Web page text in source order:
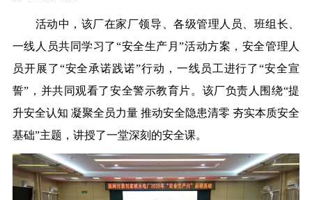
活动中，该厂在家厂领导、各级管理人员、班组长、
一线人员共同学习了“安全生产月”活动方案，安全管理人
员开展了“安全承诺践诺”行动，一线员工进行了“安全宣
誓”，并共同观看了安全警示教育片。该厂负责人围绕“提
升安全认知 凝聚全员力量 推动安全隐患清零 夯实本质安全
基础”主题，讲授了一堂深刻的安全课。